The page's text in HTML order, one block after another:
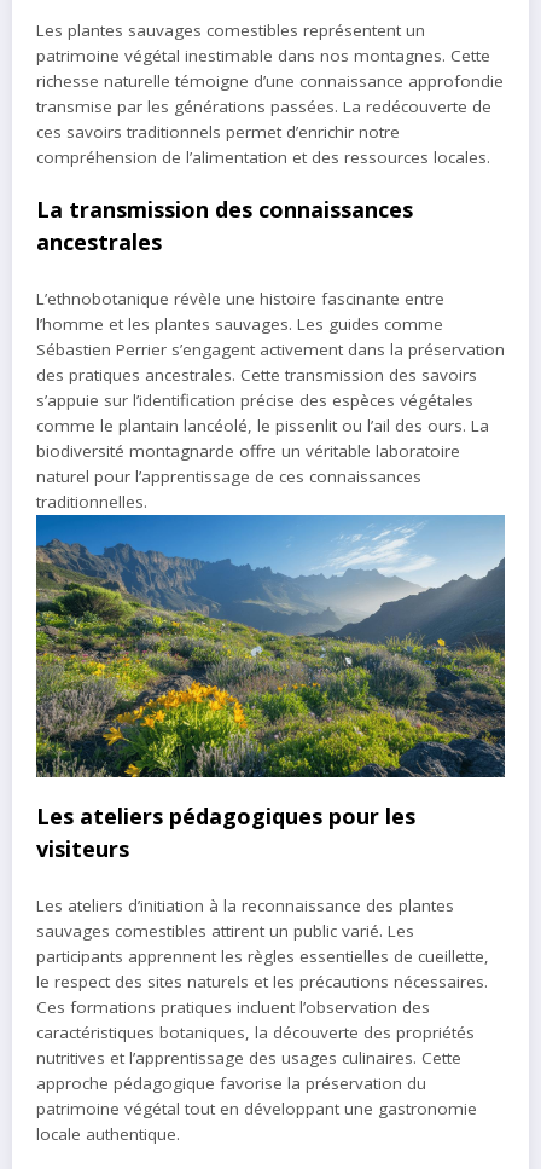
Les plantes sauvages comestibles représentent un
patrimoine végétal inestimable dans nos montagnes. Cette
richesse naturelle témoigne d’une connaissance approfondie
transmise par les générations passées. La redécouverte de
ces savoirs traditionnels permet d’enrichir notre
compréhension de l’alimentation et des ressources locales.
La transmission des connaissances
ancestrales
L’ethnobotanique révèle une histoire fascinante entre
l’homme et les plantes sauvages. Les guides comme
Sébastien Perrier s’engagent activement dans la préservation
des pratiques ancestrales. Cette transmission des savoirs
s’appuie sur l’identification précise des espèces végétales
comme le plantain lancéolé, le pissenlit ou l’ail des ours. La
biodiversité montagnarde offre un véritable laboratoire
naturel pour l’apprentissage de ces connaissances
traditionnelles.
Les ateliers pédagogiques pour les
visiteurs
Les ateliers d’initiation à la reconnaissance des plantes
sauvages comestibles attirent un public varié. Les
participants apprennent les règles essentielles de cueillette,
le respect des sites naturels et les précautions nécessaires.
Ces formations pratiques incluent l’observation des
caractéristiques botaniques, la découverte des propriétés
nutritives et l’apprentissage des usages culinaires. Cette
approche pédagogique favorise la préservation du
patrimoine végétal tout en développant une gastronomie
locale authentique.